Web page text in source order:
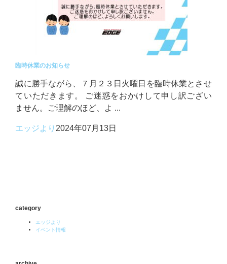
臨時休業のお知らせ
誠に勝手ながら、７月２３日火曜日を臨時休業とさせ
ていただきます。 ご迷惑をおかけして申し訳ござい
ません。ご理解のほど、よ ...
エッジより2024年07月13日
category
エッジより
イベント情報